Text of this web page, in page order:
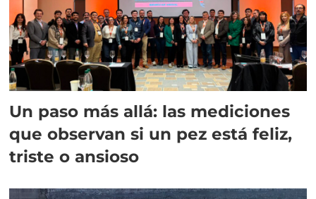
Un paso más allá: las mediciones
que observan si un pez está feliz,
triste o ansioso